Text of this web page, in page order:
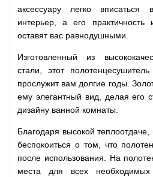
аксессуару легко
интерьер, а его практичность
оставят вас равнодушными.
Изготовленный из
стали, этот
прослужит вам долгие годы.
ему элегантный вид, делая его
дизайну ванной комнаты.
Благодаря высокой
беспокоиться о том, что
после использования. На
места для всех необходимых